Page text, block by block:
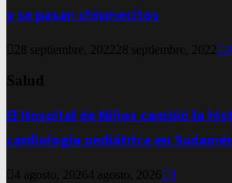
y se pasan chismecitos
28 septiembre, 2022 28 septiembre, 2022 0
Salud
El Hospital de Niños cambió la
cardiología pediátrica en
4 agosto, 20264 agosto, 2026 0